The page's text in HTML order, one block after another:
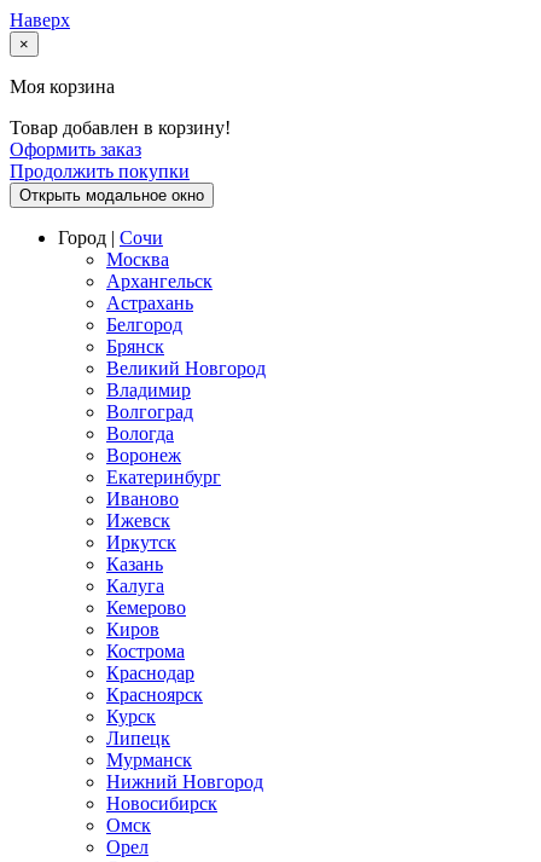
Наверх
×
Моя корзина
Товар добавлен в корзину!
Оформить заказ
Продолжить покупки
Открыть модальное окно
Город | Сочи
Москва
Архангельск
Астрахань
Белгород
Брянск
Великий Новгород
Владимир
Волгоград
Вологда
Воронеж
Екатеринбург
Иваново
Ижевск
Иркутск
Казань
Калуга
Кемерово
Киров
Кострома
Краснодар
Красноярск
Курск
Липецк
Мурманск
Нижний Новгород
Новосибирск
Омск
Орел